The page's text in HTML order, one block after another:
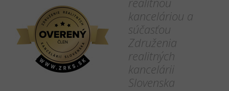
kanceláriou a
súčasťou
Združenia
realitných
kancelárii
Slovenska